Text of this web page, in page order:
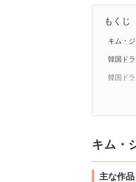
もくじ
キム・
韓国ド
韓国ドラ
キム・
主な作品